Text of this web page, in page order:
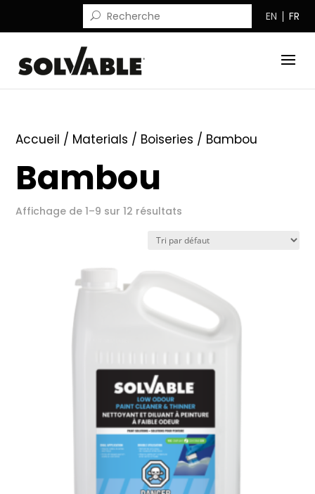
EN FR
Accueil / Materials / Boiseries / Bambou
Bambou
Affichage de 1–9 sur 12 résultats